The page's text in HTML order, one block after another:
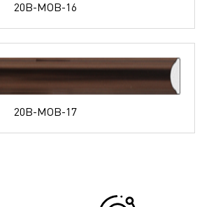
20B-MOB-16
20B-MOB-17